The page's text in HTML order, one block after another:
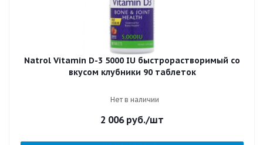
Natrol Vitamin D-3 5000 IU быстрорастворимый со
вкусом клубники 90 таблеток
Нет в наличии
2 006руб./шт